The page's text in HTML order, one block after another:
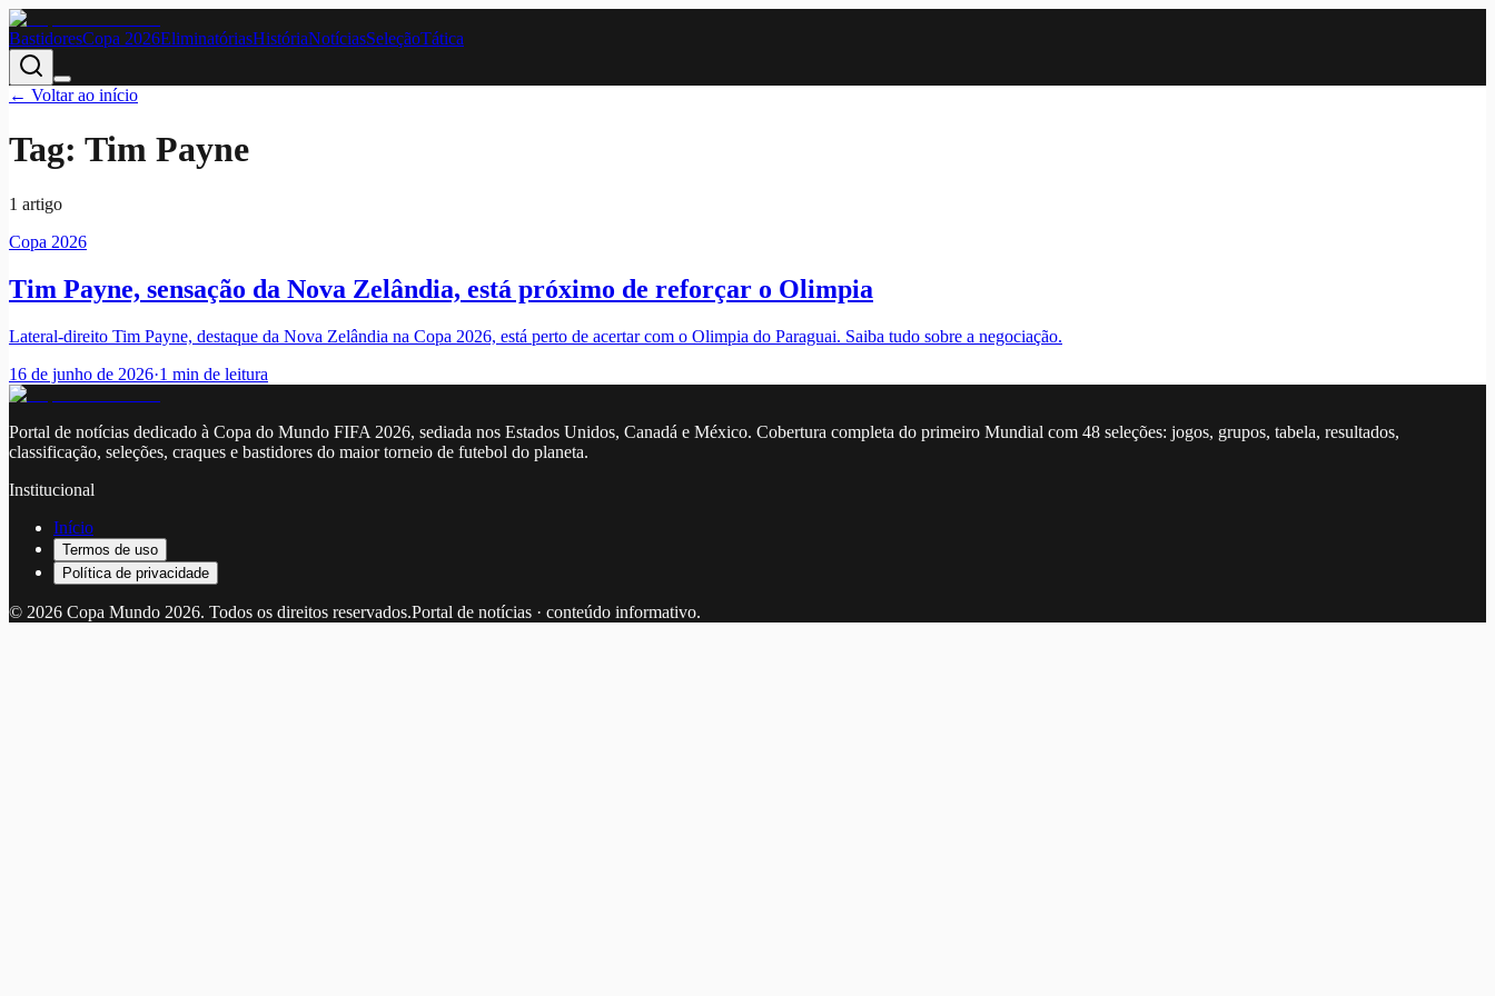
BastidoresCopa 2026EliminatóriasHistóriaNotíciasSeleçãoTática
← Voltar ao início
Tag: Tim Payne
1 artigo
Copa 2026
Tim Payne, sensação da Nova Zelândia, está próximo de reforçar o Olimpia
Lateral-direito Tim Payne, destaque da Nova Zelândia na Copa 2026, está perto de acertar com o Olimpia do Paraguai. Saiba tudo sobre a negociação.
16 de junho de 2026·1 min de leitura
Portal de notícias dedicado à Copa do Mundo FIFA 2026, sediada nos Estados Unidos, Canadá e México. Cobertura completa do primeiro Mundial com 48 seleções: jogos, grupos, tabela, resultados,
classificação, seleções, craques e bastidores do maior torneio de futebol do planeta.
Institucional
Início
Termos de uso
Política de privacidade
© 2026 Copa Mundo 2026. Todos os direitos reservados.Portal de notícias · conteúdo informativo.